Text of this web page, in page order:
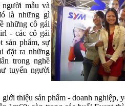
mẫu và
là những gì
những cô gái
- các cô gái
sản phẩm, sự
đặt ra những
trong nghề
tuyển người
thiệu sản phẩm - doanh nghiệp,